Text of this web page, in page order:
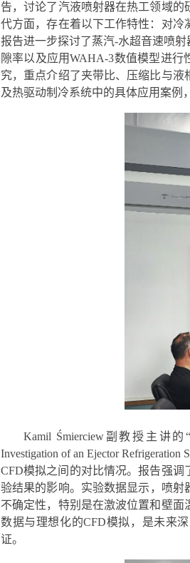
告，讨论了汽液喷射器在热工领域
代方面，存在着以下工作特性：对冷
报告进一步探讨了蒸汽-水超音速喷
隙率以及应用WAHA-3数值模型进行
究，重点介绍了夹带比、压缩比与
及热驱动制冷系统中的具体应用案例
Kamil Śmierciew副教授主讲的
Investigation of an Ejector Refrigeration
CFD模拟之间的对比情况。报告强调
验结果的影响。实验数据显示，喷射
不确定性，特别是在激波位置和壁
数据与理想化的CFD模拟，是未来
证。